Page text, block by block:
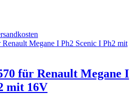
für Renault Megane I
mit 16V